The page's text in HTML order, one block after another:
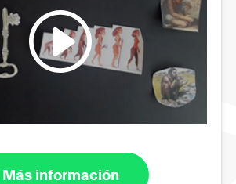
Más información